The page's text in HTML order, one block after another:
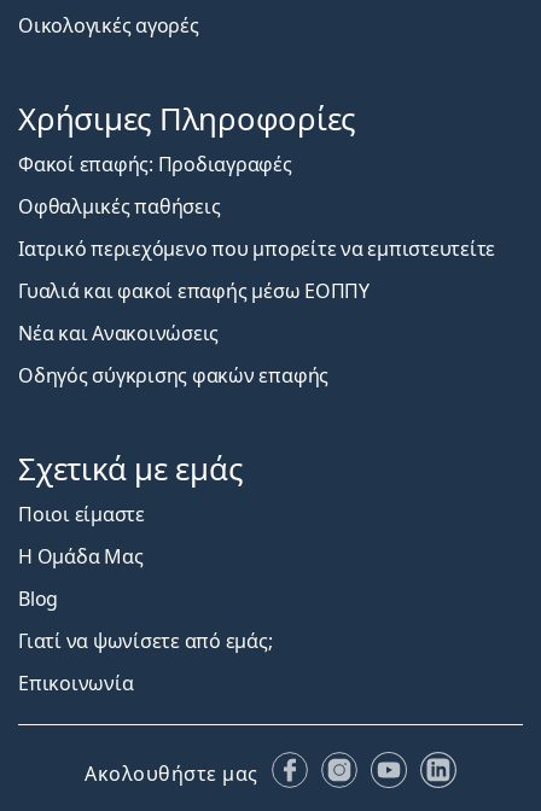
Οικολογικές αγορές
Χρήσιμες Πληροφορίες
Φακοί επαφής: Προδιαγραφές
Οφθαλμικές παθήσεις
Ιατρικό περιεχόμενο που μπορείτε να εμπιστευτείτε
Γυαλιά και φακοί επαφής μέσω ΕΟΠΠΥ
Νέα και Ανακοινώσεις
Οδηγός σύγκρισης φακών επαφής
Σχετικά με εμάς
Ποιοι είμαστε
Η Ομάδα Μας
Blog
Γιατί να ψωνίσετε από εμάς;
Επικοινωνία
Ακολουθήστε μας FacebookInstagram
YouTubeLinkedIn